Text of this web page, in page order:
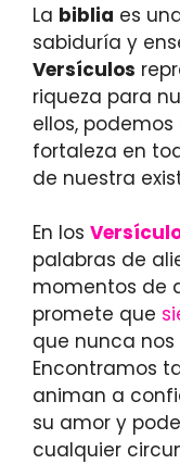
La biblia es
sabiduría y
Versículos
riqueza para
ellos,
fortaleza en
de nuestra
En los
palabras de
momentos de
promete que
que nunca
Encontramos
animan a
su amor y
cualquier